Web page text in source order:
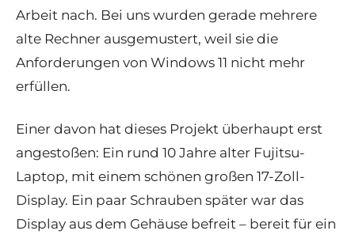
Arbeit nach. Bei uns wurden gerade mehrere
alte Rechner ausgemustert, weil sie die
Anforderungen von Windows 11 nicht mehr
erfüllen.
Einer davon hat dieses Projekt überhaupt erst
angestoßen: Ein rund 10 Jahre alter Fujitsu-
Laptop, mit einem schönen großen 17-Zoll-
Display. Ein paar Schrauben später war das
Display aus dem Gehäuse befreit – bereit für ein